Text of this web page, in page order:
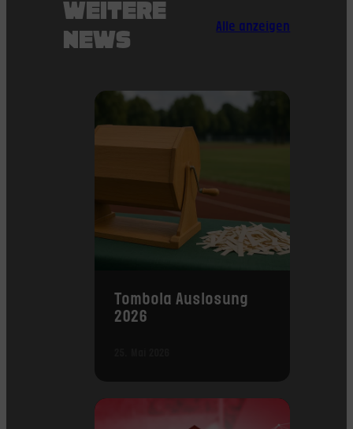
WEITERE
NEWS
Alle anzeigen
Tombola Auslosung
2026